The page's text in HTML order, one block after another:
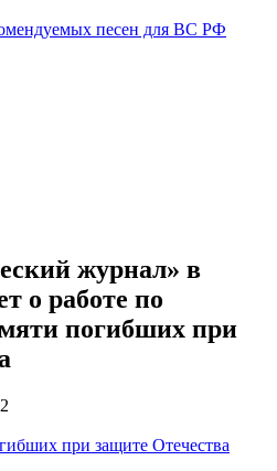
песен для ВС РФ
журнал» в
о работе по
погибших при